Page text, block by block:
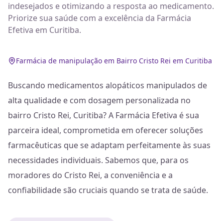
indesejados e otimizando a resposta ao medicamento.
Priorize sua saúde com a excelência da Farmácia
Efetiva em Curitiba.
Farmácia de manipulação em Bairro Cristo Rei em Curitiba
Buscando medicamentos alopáticos manipulados de
alta qualidade e com dosagem personalizada no
bairro Cristo Rei, Curitiba? A Farmácia Efetiva é sua
parceira ideal, comprometida em oferecer soluções
farmacêuticas que se adaptam perfeitamente às suas
necessidades individuais. Sabemos que, para os
moradores do Cristo Rei, a conveniência e a
confiabilidade são cruciais quando se trata de saúde.